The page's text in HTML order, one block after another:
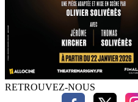
RETROUVEZ-NOUS